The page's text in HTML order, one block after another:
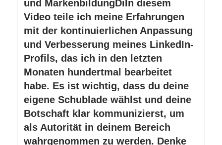
und MarkenbildungDiIn diesem
Video teile ich meine Erfahrungen
mit der kontinuierlichen Anpassung
und Verbesserung meines LinkedIn-
Profils, das ich in den letzten
Monaten hundertmal bearbeitet
habe. Es ist wichtig, dass du deine
eigene Schublade wählst und deine
Botschaft klar kommunizierst, um
als Autorität in deinem Bereich
wahrgenommen zu werden. Denke